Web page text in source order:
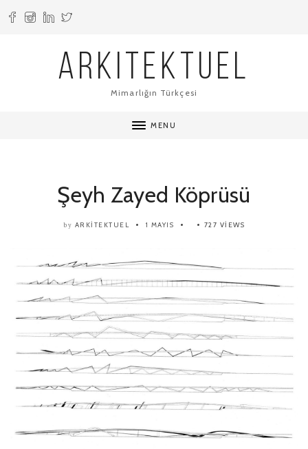
ARKITEKTUEL
Mimarlığın Türkçesi
MENU
Şeyh Zayed Köprüsü
by ARKITEKTUEL 1 MAYIS 727 VIEWS